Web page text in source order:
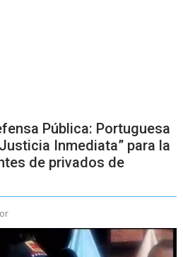
Pública: Portuguesa
Inmediata” para la
de privados de